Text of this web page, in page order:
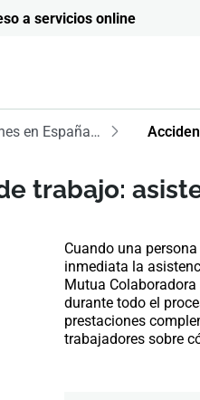
a servicios online
Prestaciones en España: tipos, requisitos y gestión
trabajo:
Cuando una
inmediata la
Mutua
durante todo el
prestaciones
trabajadores sobre